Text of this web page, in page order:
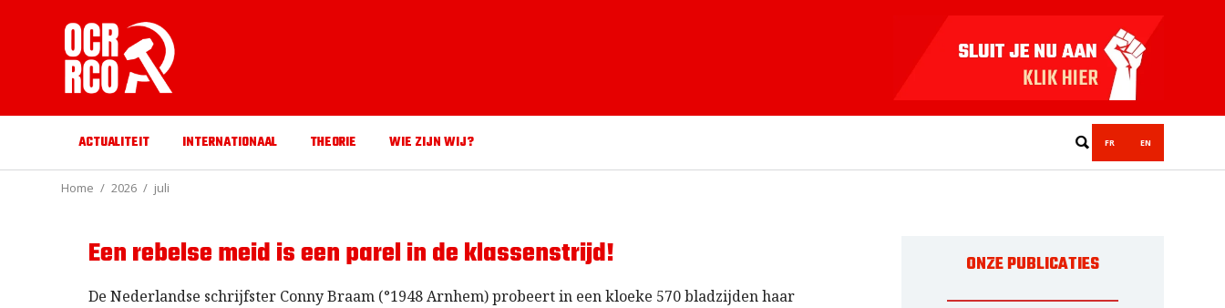
ACTUALITEIT INTERNATIONAAL THEORIE WIE ZIJN WIJ? FR EN
Home 2026 juli
Een rebelse meid is een parel in de klassenstrijd!
De Nederlandse schrijfster Conny Braam (°1948 Arnhem) probeert in een kloeke 570 bladzijden haar
ONZE PUBLICATIES